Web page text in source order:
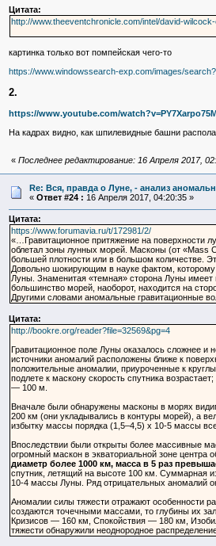
Цитата:
http://www.theeventchronicle.com/intel/david-
картинка только вот помпейская чего-то
https://www.windowssearch-exp.com/images/
2.
https://www.youtube.com/
На кадрах видно, как шпилевидные башни
« Последнее редактирование: 16 Апреля 2017,
Re: Вся, правда о Луне, - анализ
« Ответ #24 : 16 Апреля 2017, 04:20:35 »
Цитата:
https://www.forumavia.ru/t/172981/2/
«…Гравитационное притяжение на поверхности
облетал зоны лунных морей. Масконы (от «Mass
большей плотности или в большом количестве.
Довольно шокирующим в науке фактом, которому
Луны. Знаменитая «темная» сторона Луны
большинство морей, наоборот, находится на
Другими словами аномальные гравитационные
Цитата:
http://bookre.org/reader?file=32569&pg=4
Гравитационное поле Луны оказалось сложнее и
источники аномалий расположены ближе к
положительные аномалии, приуроченные к
подлете к маскону скорость спутника
— 100 м.
Вначале были обнаружены масконы в морях
200 км (они укладывались в контуры морей), а
избытку массы порядка (1,5–4,5) х 10-5 массы
Впоследствии были открыты более массивные
огромный маскон в экваториальной зоне центра
диаметр более 1000 км, масса в 5 раз
спутник, летящий на высоте 100 км. Суммарная
10-4 массы Луны. Ряд отрицательных аномалий
Аномалии силы тяжести отражают особенности
создаются точечными массами, то глубины их
Кризисов — 160 км, Спокойствия — 180 км,
тяжести обнаружили неоднородное